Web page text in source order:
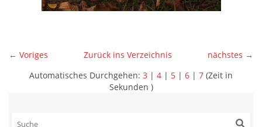
← Voriges nächstes →
Zurück ins Verzeichnis
Automatisches Durchgehen: 3 | 4 | 5 | 6 | 7 (Zeit in
Sekunden )